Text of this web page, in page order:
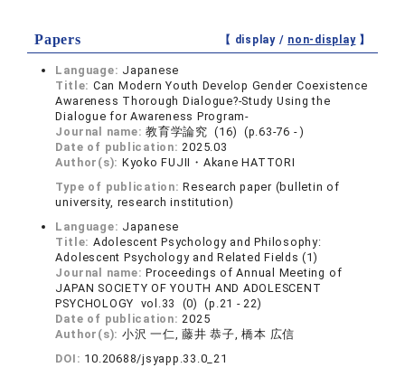
Papers 【 display / non-display】
Language: Japanese
Title: Can Modern Youth Develop Gender Coexistence
Awareness Thorough Dialogue?-Study Using the
Dialogue for Awareness Program-
Journal name:教育学論究 (16) (p.63-76 - )
Date of publication: 2025.03
Author(s): Kyoko FUJII・Akane HATTORI
Type of publication:Research paper (bulletin of
university, research institution)
Language: Japanese
Title: Adolescent Psychology and Philosophy:
Adolescent Psychology and Related Fields (1)
Journal name:Proceedings of Annual Meeting of
JAPAN SOCIETY OF YOUTH AND ADOLESCENT
PSYCHOLOGY vol.33 (0) (p.21 - 22)
Date of publication: 2025
Author(s): 小沢 一仁, 藤井 恭子, 橋本 広信
DOI: 10.20688/jsyapp.33.0_21